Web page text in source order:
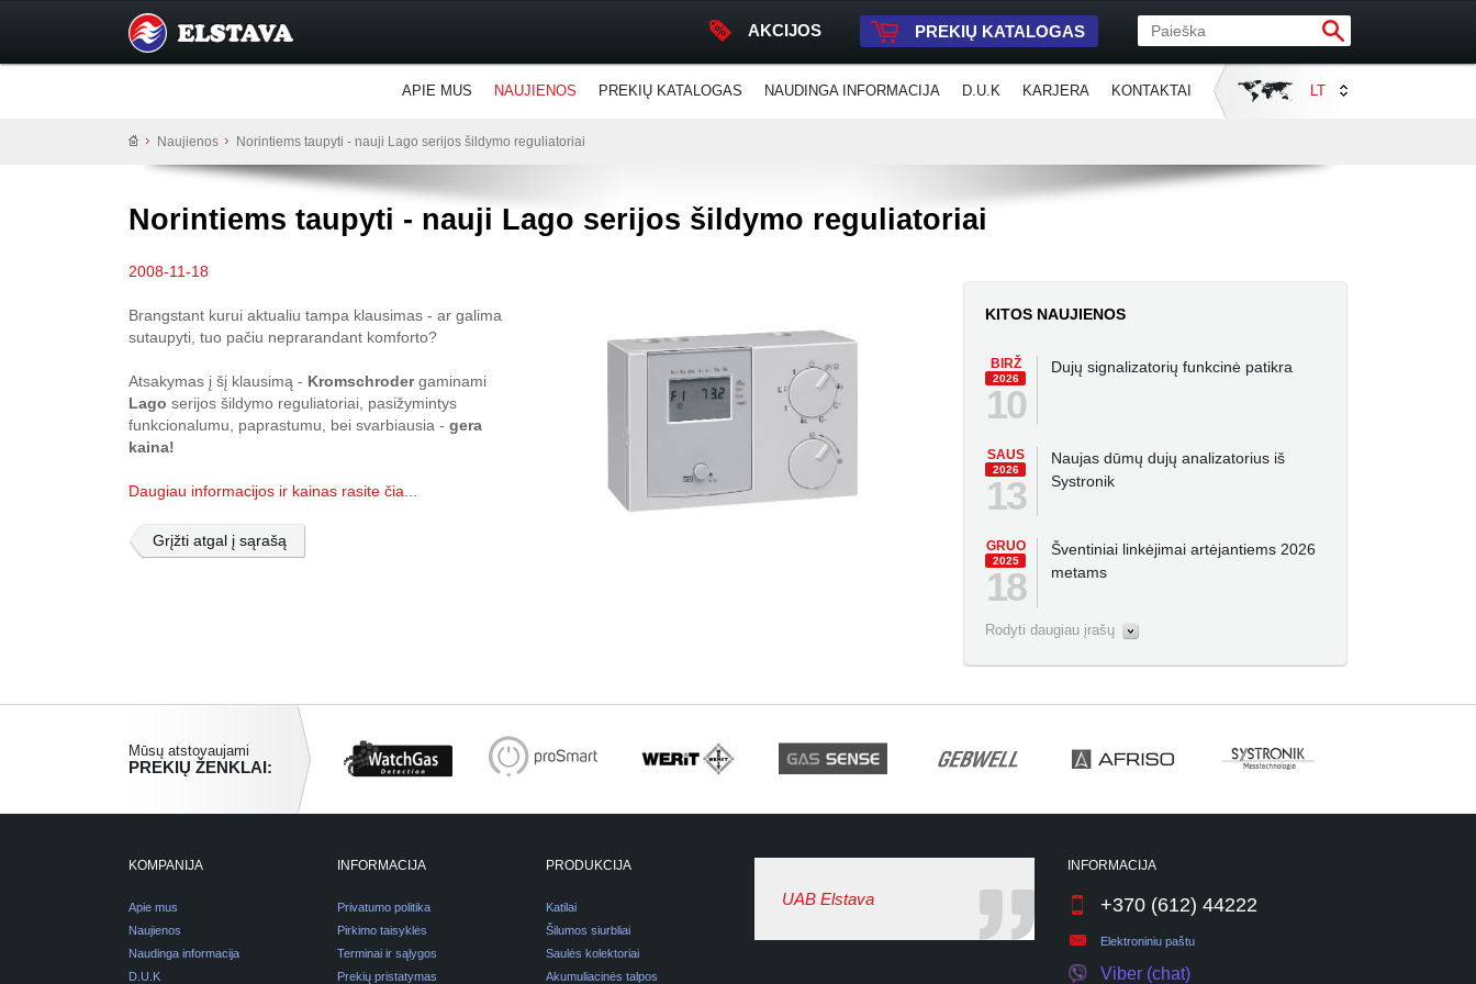
AKCIJOS PREKIŲ KATALOGAS
LT
APIE MUS NAUJIENOS PREKIŲ KATALOGAS NAUDINGA INFORMACIJA D.U.K KARJERA KONTAKTAI
Naujienos Norintiems taupyti - nauji Lago serijos šildymo reguliatoriai
Norintiems taupyti - nauji Lago serijos šildymo reguliatoriai
KITOS NAUJIENOS
BIRŽ
2026
10
Dujų signalizatorių funkcinė patikra
SAUS
2026
13
Naujas dūmų dujų analizatorius iš
Systronik
GRUO
2025
18
Šventiniai linkėjimai artėjantiems 2026
metams
Rodyti daugiau įrašų
2008-11-18
Brangstant kurui aktualiu tampa klausimas - ar galima
sutaupyti, tuo pačiu neprarandant komforto?
Atsakymas į šį klausimą - Kromschrodergaminami
Lago serijos šildymo reguliatoriai, pasižymintys
funkcionalumu, paprastumu, bei svarbiausia - gera
kaina!
Daugiau informacijos ir kainas rasite čia...
Grįžti atgal į sąrašą
Mūsų atstovaujami
PREKIŲ ŽENKLAI:
KOMPANIJA
Apie mus
Naujienos
Naudinga informacija
D.U.K
INFORMACIJA
Privatumo politika
Pirkimo taisyklės
Terminai ir sąlygos
Prekių pristatymas
PRODUKCIJA
Katilai
Šilumos siurbliai
Saulės kolektoriai
Akumuliacinės talpos
UAB Elstava
INFORMACIJA
+370 (612) 44222
Elektroniniu paštu
Viber (chat)